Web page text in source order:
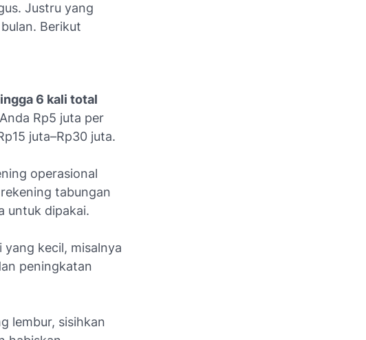
Justru yang
Berikut
6 kali total
Rp5 juta per
juta–Rp30 juta.
operasional
tabungan
untuk dipakai.
yang kecil, misalnya
peningkatan
lembur, sisihkan